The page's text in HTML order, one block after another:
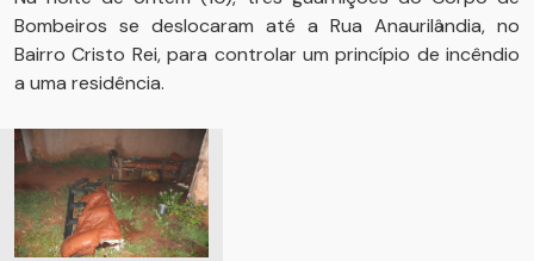
Bombeiros se deslocaram até a Rua Anaurilândia, no
Bairro Cristo Rei, para controlar um princípio de incêndio
a uma residência.